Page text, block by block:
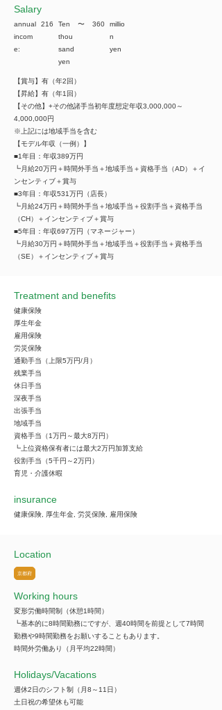
​Salary
annual
incom
e:
216
Ten
thou
sand
yen
​〜 360
millio
n
yen
【賞与】有（年2回）
【昇給】有（年1回）
【その他】+その他諸手当初年度想定年収3,000,000～
4,000,000円
※上記には地域手当を含む
【モデル年収（一例）】
■1年目：年収389万円
┗月給20万円＋時間外手当＋地域手当＋資格手当（AD）＋イ
ンセンティブ＋賞与
■3年目：年収531万円（店長）
┗月給24万円＋時間外手当＋地域手当＋役割手当＋資格手当
（CH）＋インセンティブ＋賞与
■5年目：年収697万円（マネージャー）
┗月給30万円＋時間外手当＋地域手当＋役割手当＋資格手当
（SE）＋インセンティブ＋賞与
Treatment and benefits
健康保険
厚生年金
雇用保険
労災保険
通勤手当（上限5万円/月）
残業手当
休日手当
深夜手当
出張手当
地域手当
資格手当（1万円～最大8万円）
┗上位資格保有者には最大2万円加算支給
役割手当（5千円～2万円）
育児・介護休暇
insurance
健康保険, 厚生年金, 労災保険, 雇用保険
Location
京都府
Working hours
変形労働時間制（休憩1時間）
┗基本的に8時間勤務にですが、週40時間を前提として7時間
勤務や9時間勤務をお願いすることもあります。
時間外労働あり（月平均22時間）
​Holidays/Vacations
週休2日のシフト制（月8～11日）
土日祝の希望休も可能